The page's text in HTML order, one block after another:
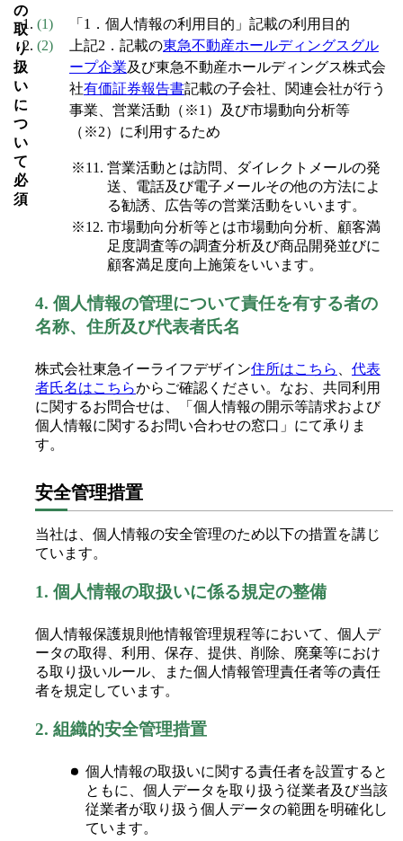
の
取
り
扱
い
に
つ
い
て
必
須
「1．個人情報の利用目的」記載の利用目的
上記2．記載の東急不動産ホールディングスグル
ープ企業及び東急不動産ホールディングス株式会
社有価証券報告書記載の子会社、関連会社が行う
事業、営業活動（※1）及び市場動向分析等
（※2）に利用するため
営業活動とは訪問、ダイレクトメールの発
送、電話及び電子メールその他の方法によ
る勧誘、広告等の営業活動をいいます。
市場動向分析等とは市場動向分析、顧客満
足度調査等の調査分析及び商品開発並びに
顧客満足度向上施策をいいます。
4. 個人情報の管理について責任を有する者の
名称、住所及び代表者氏名
株式会社東急イーライフデザイン住所はこちら
代表
者氏名はこちらからご確認ください。なお、共同利用
に関するお問合せは、「個人情報の開示等請求および
個人情報に関するお問い合わせの窓口」にて承りま
す。
安全管理措置
当社は、個人情報の安全管理のため以下の措置を講じ
ています。
1. 個人情報の取扱いに係る規定の整備
個人情報保護規則他情報管理規程等において、個人デ
ータの取得、利用、保存、提供、削除、廃棄等におけ
る取り扱いルール、また個人情報管理責任者等の責任
者を規定しています。
2. 組織的安全管理措置
個人情報の取扱いに関する責任者を設置すると
ともに、個人データを取り扱う従業者及び当該
従業者が取り扱う個人データの範囲を明確化し
ています。